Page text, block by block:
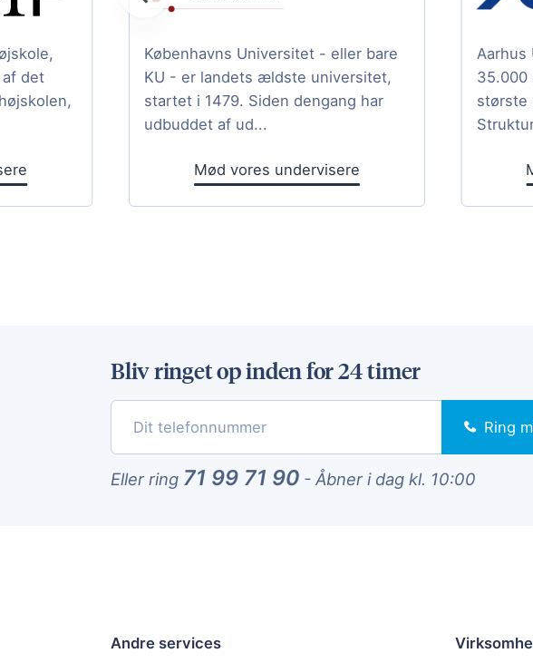
Aarhus
35.000
største
det
Københavns Universitet - eller bare
KU - er landets ældste universitet,
startet i 1479. Siden dengang har
udbuddet af ud...
Mød vores undervisere
Bliv ringet op inden for 24 timer
Ring
Eller ring 71 99 71 90 - Åbner i dag kl. 10:00
Andre services